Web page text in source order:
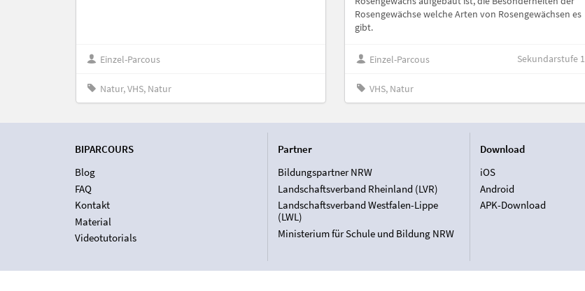
Einzel-Parcous
Natur, VHS, Natur
Rosengewächse welche Arten von Rosengewächsen es
gibt.
Einzel-Parcous Sekundarstufe 1
VHS, Natur
BIPARCOURS
Blog
FAQ
Kontakt
Material
Videotutorials
Partner
Bildungspartner NRW
Landschaftsverband Rheinland (LVR)
Landschaftsverband Westfalen-Lippe
(LWL)
Ministerium für Schule und Bildung NRW
Download
iOS
Android
APK-Download